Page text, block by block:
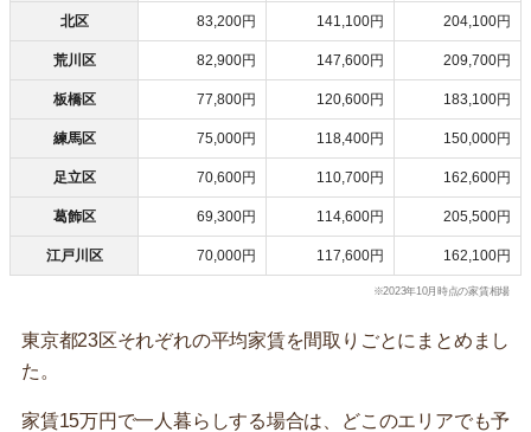
北区 83,200円 141,100円 204,100円
荒川区 82,900円 147,600円 209,700円
板橋区 77,800円 120,600円 183,100円
練馬区 75,000円 118,400円 150,000円
足立区 70,600円 110,700円 162,600円
葛飾区 69,300円 114,600円 205,500円
江戸川区 70,000円 117,600円 162,100円
※2023年10月時点の家賃相場
東京都23区それぞれの平均家賃を間取りごとにまとめまし
た。
家賃15万円で一人暮らしする場合は、どこのエリアでも予